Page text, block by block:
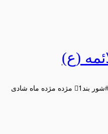
(ع)
#امام_جواد علیه السلام #سرود_ولادت #شور بند1⃣ مژده مژده ماه شادی